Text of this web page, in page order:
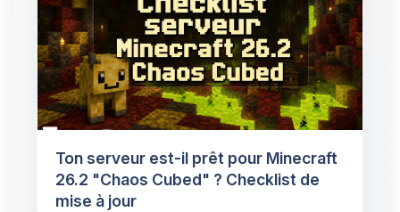
Ton serveur est-il prêt pour Minecraft
26.2 "Chaos Cubed" ? Checklist de
mise à jour